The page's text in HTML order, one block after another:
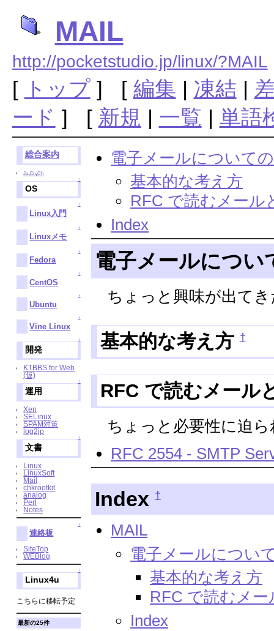
MAIL
http://pocketstudio.jp/linux/?MAIL
[ トップ] [ 編集 | 凍結 |
ード ] [ 新規 | 一覧 | 単語
総合案内
Ja ,En ,Ch
↑
OS
↑
Linux入門
↑
Linuxメモ
↑
Fedora
↑
CentOS
↑
Ubuntu
↑
Vine Linux
↑
開発
KTBBS for Web
(仮)
↑
運用
Xen
SELinux
SPAM対策
log2jp
↑
文書
Linux
LinuxSoft
Mail
chkrootkit
analog
Perl
Notes
↑
連絡板
SiteTop
WEBlog
↑
Linux4u
こちらに移転予定
最新の25件
電子メールについて
基本的な考え方
RFC で読むメール
Index
電子メールにつ
ちょっと興味が出て
基本的な考え方†
RFC で読むメール
ちょっと必要性に迫ら
RFC 2554 - SMTP
Index †
MAIL
電子メールについ
基本的な考え方
RFC で読むメ
Index